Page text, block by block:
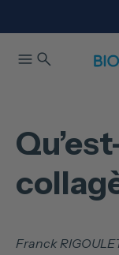
Franck